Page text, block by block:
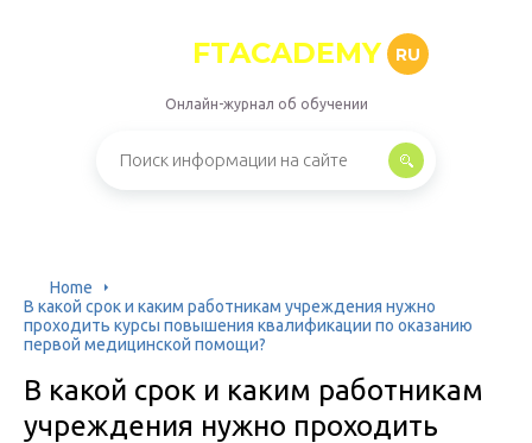
FTACADEMY RU
Онлайн-журнал об обучении
Home
В какой срок и каким работникам учреждения нужно
проходить курсы повышения квалификации по оказанию
первой медицинской помощи?
В какой срок и каким работникам
учреждения нужно проходить